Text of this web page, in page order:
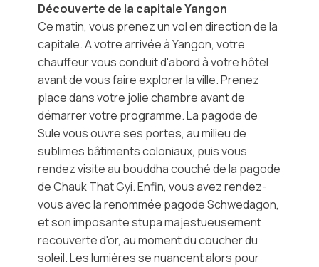
Découverte de la capitale Yangon
Ce matin, vous prenez un vol en direction de la
capitale. A votre arrivée à Yangon, votre
chauffeur vous conduit d'abord à votre hôtel
avant de vous faire explorer la ville. Prenez
place dans votre jolie chambre avant de
démarrer votre programme. La pagode de
Sulevous ouvre ses portes, au milieu de
sublimes bâtiments coloniaux, puis vous
rendez visite au bouddha couché de la pagode
de Chauk That Gyi. Enfin, vous avez rendez-
vous avec la renommée pagode Schwedagon,
et son imposante stupa majestueusement
recouverte d'or, au moment du coucher du
soleil. Les lumières se nuancent alors pour